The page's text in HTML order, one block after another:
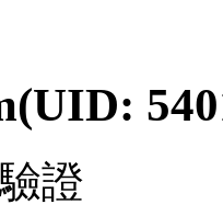
(UID:
證